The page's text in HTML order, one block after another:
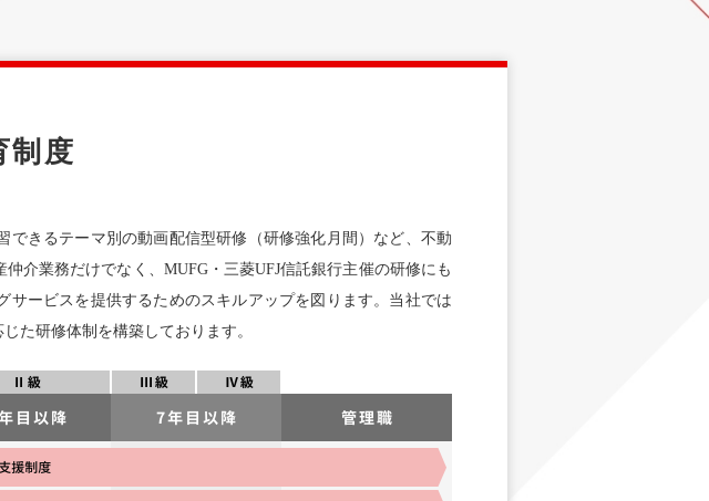
制度
きるテーマ別の動画配信型研修（研修強化月間）など、不動
介業務だけでなく、MUFG・三菱UFJ信託銀行主催の研修にも
ービスを提供するためのスキルアップを図ります。当社では
た研修体制を構築しております。